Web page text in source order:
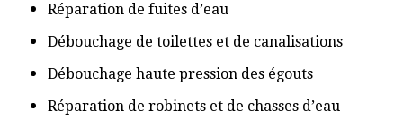
Réparation de fuites d’eau
Débouchage de toilettes et de canalisations
Débouchage haute pression des égouts
Réparation de robinets et de chasses d’eau